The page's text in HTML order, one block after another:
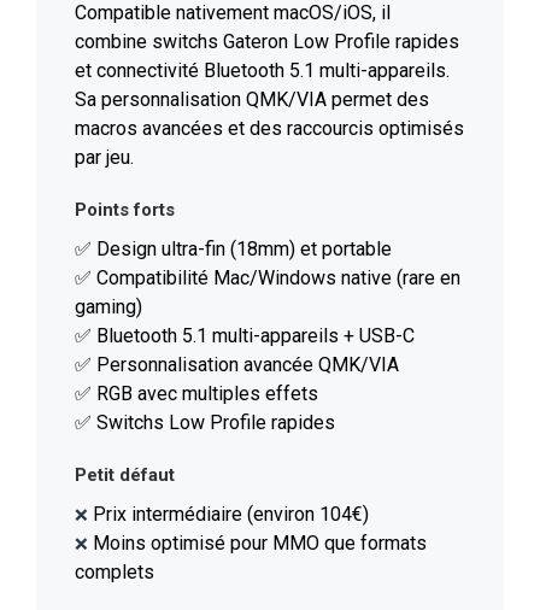
Compatible nativement macOS/iOS, il
combine switchs Gateron Low Profile rapides
et connectivité Bluetooth 5.1 multi-appareils.
Sa personnalisation QMK/VIA permet des
macros avancées et des raccourcis optimisés
par jeu.
Points forts
✅ Design ultra-fin (18mm) et portable
✅ Compatibilité Mac/Windows native (rare en
gaming)
✅ Bluetooth 5.1 multi-appareils + USB-C
✅ Personnalisation avancée QMK/VIA
✅ RGB avec multiples effets
✅ Switchs Low Profile rapides
Petit défaut
❌ Prix intermédiaire (environ 104€)
❌ Moins optimisé pour MMO que formats
complets